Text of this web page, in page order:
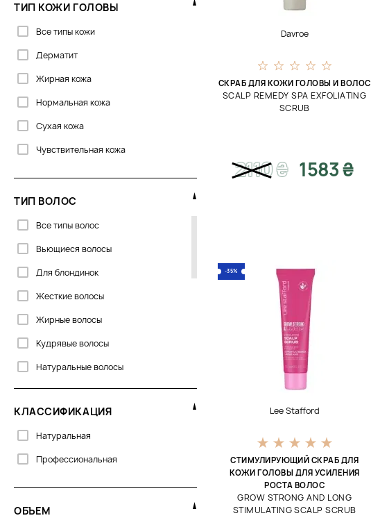
ТИП КОЖИ ГОЛОВЫ
Все типы кожи
Дерматит
Жирная кожа
Нормальная кожа
Сухая кожа
Чувствительная кожа
ТИП ВОЛОС
Все типы волос
Вьющиеся волосы
Для блондинок
Жесткие волосы
Жирные волосы
Кудрявые волосы
Натуральные волосы
Непослушные волосы
Нормальные волосы
Окрашеные волосы
Осветленные волосы
Ослабленные волосы
Поврежденные волосы
КЛАССИФИКАЦИЯ
Натуральная
Профессиональная
ОБЪЕМ
Davroe
СКРАБ ДЛЯ КОЖИ ГОЛОВЫ И ВОЛОС
SCALP REMEDY SPA EXFOLIATING
SCRUB
2110₴ 1583 ₴
-35%
Lee Stafford
СТИМУЛИРУЮЩИЙ СКРАБ ДЛЯ
КОЖИ ГОЛОВЫ ДЛЯ УСИЛЕНИЯ
РОСТА ВОЛОС
GROW STRONG AND LONG
STIMULATING SCALP SCRUB